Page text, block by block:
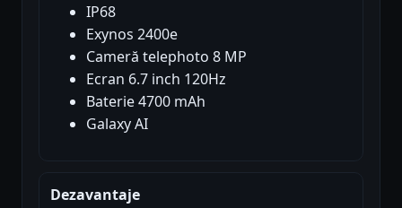
IP68
Exynos 2400e
Cameră telephoto 8 MP
Ecran 6.7 inch 120Hz
Baterie 4700 mAh
Galaxy AI
Dezavantaje